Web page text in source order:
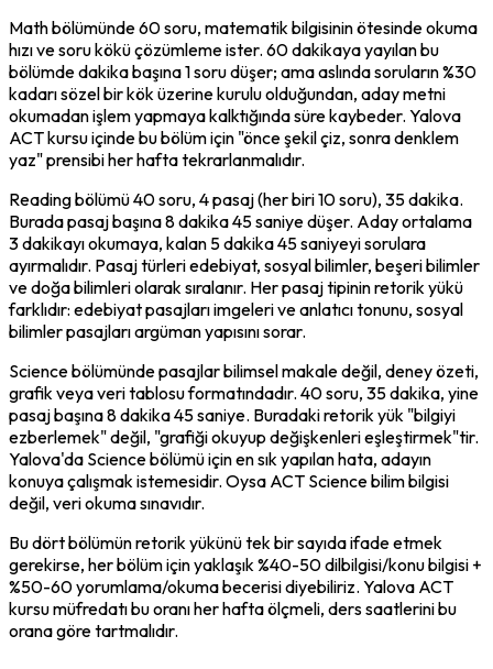
Math bölümünde 60 soru, matematik bilgisinin ötesinde okuma
hızı ve soru kökü çözümleme ister. 60 dakikaya yayılan bu
bölümde dakika başına 1 soru düşer; ama aslında soruların %30
kadarı sözel bir kök üzerine kurulu olduğundan, aday metni
okumadan işlem yapmaya kalktığında süre kaybeder. Yalova
ACT kursu içinde bu bölüm için "önce şekil çiz, sonra denklem
yaz" prensibi her hafta tekrarlanmalıdır.
Reading bölümü 40 soru, 4 pasaj (her biri 10 soru), 35 dakika.
Burada pasaj başına 8 dakika 45 saniye düşer. Aday ortalama
3 dakikayı okumaya, kalan 5 dakika 45 saniyeyi sorulara
ayırmalıdır. Pasaj türleri edebiyat, sosyal bilimler, beşeri bilimler
ve doğa bilimleri olarak sıralanır. Her pasaj tipinin retorik yükü
farklıdır: edebiyat pasajları imgeleri ve anlatıcı tonunu, sosyal
bilimler pasajları argüman yapısını sorar.
Science bölümünde pasajlar bilimsel makale değil, deney özeti,
grafik veya veri tablosu formatındadır. 40 soru, 35 dakika, yine
pasaj başına 8 dakika 45 saniye. Buradaki retorik yük "bilgiyi
ezberlemek" değil, "grafiği okuyup değişkenleri eşleştirmek"tir.
Yalova'da Science bölümü için en sık yapılan hata, adayın
konuya çalışmak istemesidir. Oysa ACT Science bilim bilgisi
değil, veri okuma sınavıdır.
Bu dört bölümün retorik yükünü tek bir sayıda ifade etmek
gerekirse, her bölüm için yaklaşık %40-50 dilbilgisi/konu bilgisi +
%50-60 yorumlama/okuma becerisi diyebiliriz. Yalova ACT
kursu müfredatı bu oranı her hafta ölçmeli, ders saatlerini bu
orana göre tartmalıdır.